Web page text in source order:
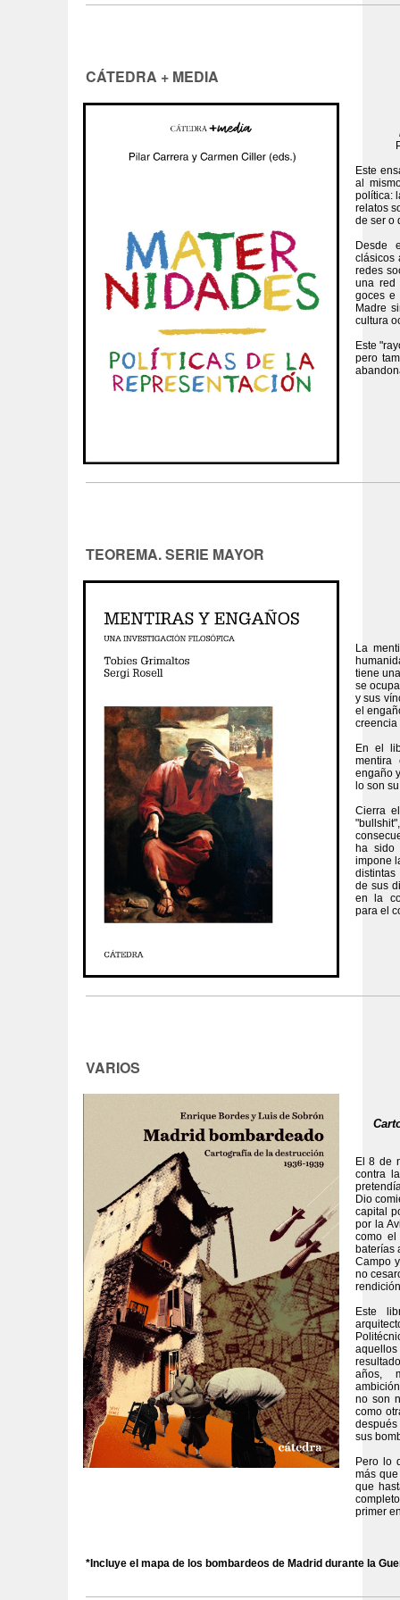
CÁTEDRA + MEDIA
Este
al
política:
relatos
de ser o
Desde
clásicos
redes
una red
goces
Madre
cultura
Este
pero
TEOREMA. SERIE MAYOR
La
tiene
se
y sus
el
creencia
En el
engaño
lo son
Cierra
ha sido
impone
de sus
en la
para el
VARIOS
El 8 de
contra
Dio
capital
por la
como el
baterías
Campo
no
Este
años,
no son
como
después
sus
Pero lo
más
que
primer
*Incluye el mapa de los bombardeos de Madrid durante la